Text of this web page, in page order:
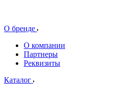
О бренде
О компании
Партнеры
Реквизиты
Каталог